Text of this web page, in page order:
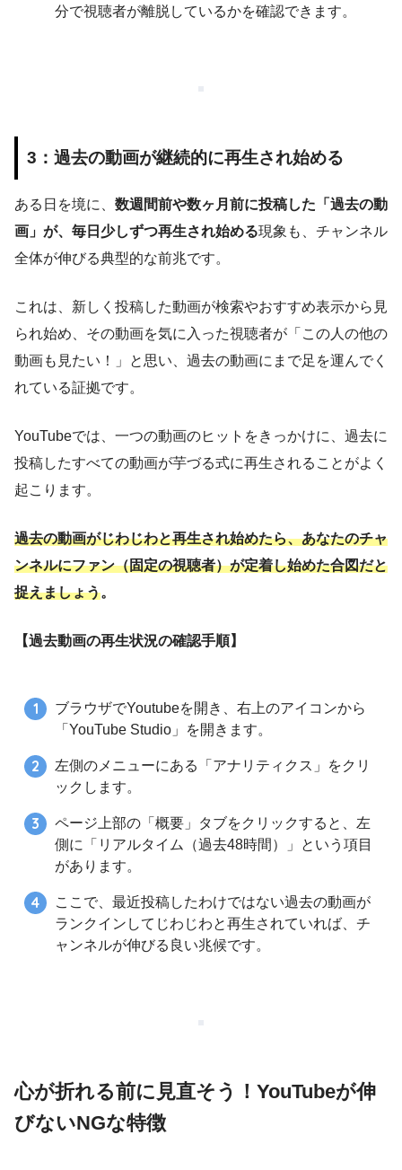
分で視聴者が離脱しているかを確認できます。
3：過去の動画が継続的に再生され始める
ある日を境に、 数週間前や数ヶ月前に投稿した「過去の動
画」が、毎日少しずつ再生され始める現象も、チャンネル
全体が伸びる典型的な前兆です。
これは、新しく投稿した動画が検索やおすすめ表示から見
られ始め、その動画を気に入った視聴者が「この人の他の
動画も見たい！」と思い、過去の動画にまで足を運んでく
れている証拠です。
YouTubeでは、一つの動画のヒットをきっかけに、過去に
投稿したすべての動画が芋づる式に再生されることがよく
起こります。
過去の動画がじわじわと再生され始めたら、あなたのチャ
ンネルにファン（固定の視聴者）が定着し始めた合図だと
捉えましょう。
【過去動画の再生状況の確認手順】
ブラウザでYoutubeを開き、右上のアイコンから
「YouTube Studio」を開きます。
左側のメニューにある「アナリティクス」をクリ
ックします。
ページ上部の「概要」タブをクリックすると、左
側に「リアルタイム（過去48時間）」という項目
があります。
ここで、最近投稿したわけではない過去の動画が
ランクインしてじわじわと再生されていれば、チ
ャンネルが伸びる良い兆候です。
心が折れる前に見直そう！YouTubeが伸
びないNGな特徴